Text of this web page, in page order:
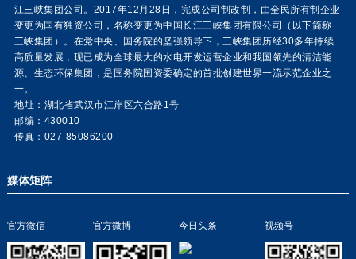
江三峡集团公司。2017年12月28日，完成公司制改制，由全民所有制企业
变更为国有独资公司，名称变更为中国长江三峡集团有限公司（以下简称
三峡集团）。在党中央、国务院的坚强领导下，三峡集团历经30多年持续
高质量发展，现已成为全球最大的水电开发运营企业和我国领先的清洁能
源、生态环保集团，是国务院国资委确定的首批创建世界一流示范企业之
一。
地址：湖北省武汉市江岸区六合路1号
邮编：430010
传真：027-85086200
媒体矩阵
官方微信 官方微博 今日头条 视频号